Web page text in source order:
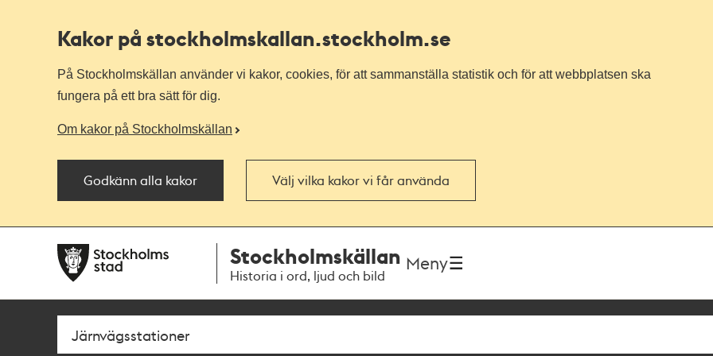
Kakor på stockholmskallan.stockholm.se
På Stockholmskällan använder vi kakor, cookies, för att sammanställa statistik och för att webbplatsen ska
fungera på ett bra sätt för dig.
Om kakor på Stockholmskällan
Godkänn alla kakor Välj vilka kakor vi får använda
navigationen
huvudinnehållet
Stockholmskällan
Historia i ord, ljud och bild
Meny
Sök